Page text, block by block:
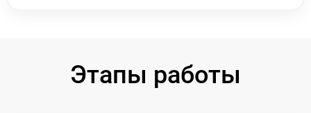
Этапы работы